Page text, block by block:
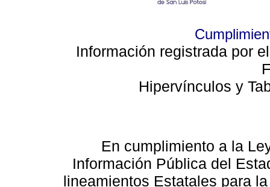
Información registrada por
Hipervínculos y
En cumplimiento a la
Información Pública del
lineamientos Estatales para